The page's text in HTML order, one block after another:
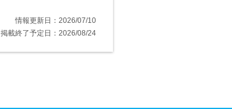
情報更新日：2026/07/10
掲載終了予定日：2026/08/24